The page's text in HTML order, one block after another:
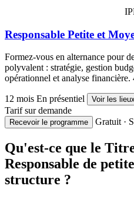
Responsable Petite et
Formez-vous en alternance pour
polyvalent : stratégie, gestion
opérationnel et analyse
12 mois En présentiel Voir les lieux
Tarif sur demande
Recevoir le programme Gratuit ·
Qu'est-ce que le
Responsable de
structure ?